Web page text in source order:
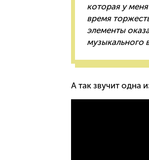
которая у
время
элементы
музыкального
А так звучит одна